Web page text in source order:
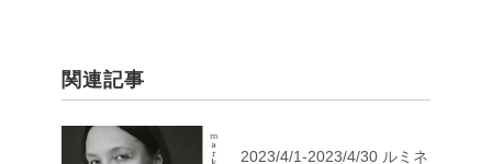
関連記事
2023/4/1-2023/4/30 ルミネ